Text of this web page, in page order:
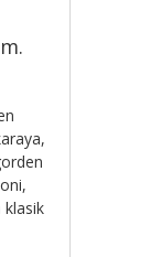
,
,
klasik